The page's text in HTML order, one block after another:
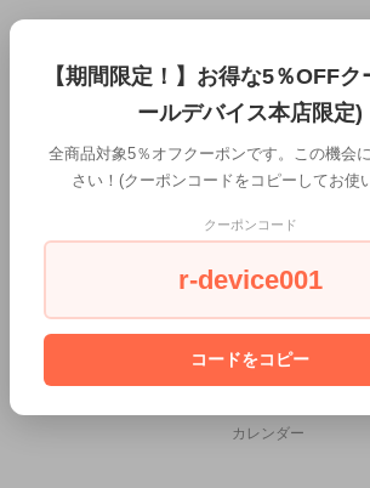
CALENDAR
カレンダー
【期間限定！】お得な5％OFF
ールデバイス本店限定)
全商品対象5％オフクーポンです。この機会
さい！(クーポンコードをコピーしてお使
クーポンコード
r-device001
コードをコピー